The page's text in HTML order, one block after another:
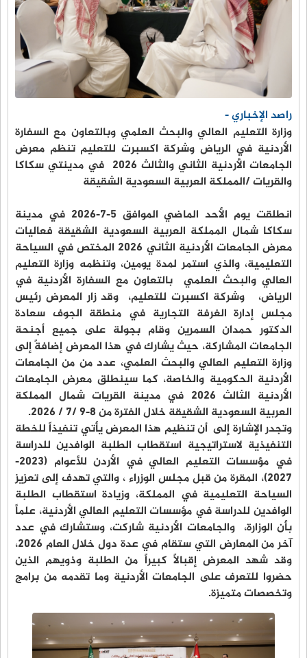
راصد الإخباري -
وزارة التعليم العالي والبحث العلمي وبالتعاون مع السفارة
الأردنية في الرياض وشركة اكسبرت للتعليم تنظم معرض
الجامعات الأردنية الثاني والثالث 2026 في مدينتي سكاكا
والقريات /المملكة العربية السعودية الشقيقة
انطلقت يوم الأحد الماضي الموافق 5-7-2026 في مدينة
سكاكا شمال المملكة العربية السعودية الشقيقة فعاليات
معرض الجامعات الأردنية الثاني 2026 المختص في السياحة
التعليمية، والذي استمر لمدة يومين، وتنظمه وزارة التعليم
العالي والبحث العلمي بالتعاون مع السفارة الأردنية في
الرياض، وشركة اكسبرت للتعليم، وقد زار المعرض رئيس
مجلس إدارة الغرفة التجارية في منطقة الجوف سعادة
الدكتور حمدان السمرين وقام بجولة على جميع أجنحة
الجامعات المشاركة، حيث يشارك في هذا المعرض إضافةً إلى
وزارة التعليم العالي والبحث العلمي، عدد من من الجامعات
الأردنية الحكومية والخاصة، كما سينطلق معرض الجامعات
الأردنية الثالث 2026 في مدينة القريات شمال المملكة
العربية السعودية الشقيقة خلال الفترة من 8-9 /7 / 2026.
وتجدر الإشارة إلى أن تنظيم هذا المعرض يأتي تنفيذاً للخطة
التنفيذية لاستراتيجية استقطاب الطلبة الوافدين للدراسة
في مؤسسات التعليم العالي في الأردن للأعوام (2023-
2027)، المقرة من قبل مجلس الوزراء ، والتي تهدف إلى تعزيز
السياحة التعليمية في المملكة، وزيادة استقطاب الطلبة
الوافدين للدراسة في مؤسسات التعليم العالي الأردنية، علماً
بأن الوزارة، والجامعات الأردنية شاركت، وستشارك في عدد
آخر من المعارض التي ستقام في عدة دول خلال العام 2026،
وقد شهد المعرض إقبالاً كبيراً من الطلبة وذويهم الذين
حضروا للتعرف على الجامعات الأردنية وما تقدمه من برامج
وتخصصات متميزة.